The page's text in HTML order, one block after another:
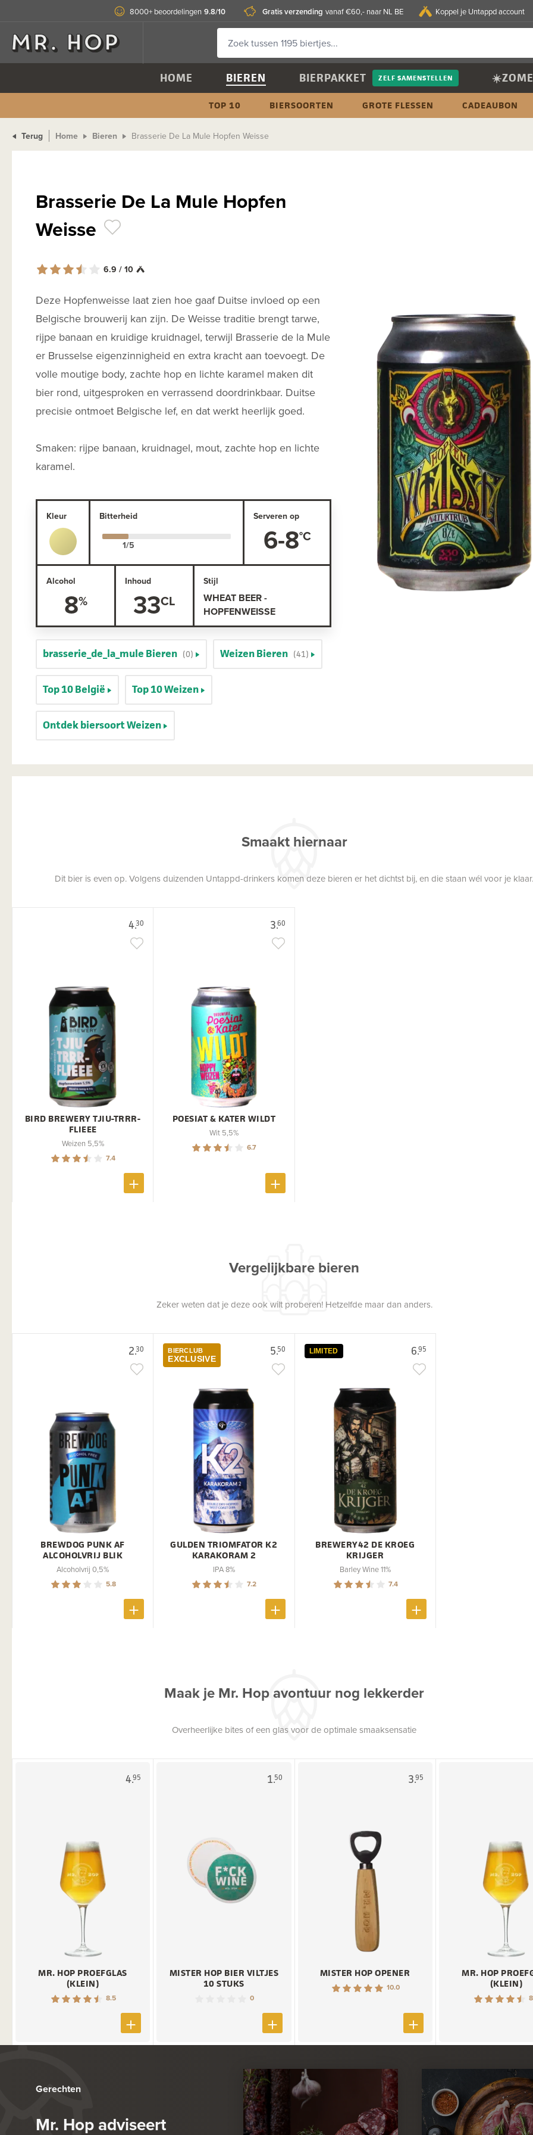
8000+ beoordelingen 9.8/10 Gratis verzending vanaf €60,- naar NL BE Koppel je Untappd account
HOME BIEREN BIERPAKKET ZELF SAMENSTELLEN
TOP 10 BIERSOORTEN GROTE FLESSEN CADEAUBON
Terug Home Bieren Brasserie De La Mule Hopfen Weisse
Brasserie De La Mule Hopfen
Weisse
6.9 / 10
Deze Hopfenweisse laat zien hoe gaaf Duitse invloed op een
Belgische brouwerij kan zijn. De Weisse traditie brengt tarwe,
rijpe banaan en kruidige kruidnagel, terwijl Brasserie de la Mule
er Brusselse eigenzinnigheid en extra kracht aan toevoegt. De
volle moutige body, zachte hop en lichte karamel maken dit
bier rond, uitgesproken en verrassend doordrinkbaar. Duitse
precisie ontmoet Belgische lef, en dat werkt heerlijk goed.
Smaken: rijpe banaan, kruidnagel, mout, zachte hop en lichte
karamel.
Kleur Bitterheid Serveren op
6-8
Alcohol
8
Inhoud
33
Stijl
WHEAT BEER -
HOPFENWEISSE
brasserie_de_la_mule Bieren (0) Weizen Bieren (41)
Top 10 België Top 10 Weizen
Ontdek biersoort Weizen
Smaakt hiernaar
Dit bier is even op. Volgens duizenden Untappd-drinkers komen deze bieren er het dichtst bij, en die staan wél voor je klaar.
4.30
BIRD BREWERY TJIU-TRRR-
FLIEEE
Weizen 5,5%
7.4
3.60
POESIAT & KATER WILDT
Wit 5,5%
6.7
Vergelijkbare bieren
Zeker weten dat je deze ook wilt proberen! Hetzelfde maar dan anders.
2.30
BREWDOG PUNK AF
ALCOHOLVRIJ BLIK
Alcoholvrij 0,5%
5.8
5.50
BIERCLUB
EXCLUSIVE
GULDEN TRIOMFATOR K2
KARAKORAM 2
IPA 8%
7.2
6.95
LIMITED
BREWERY42 DE KROEG
KRIJGER
Barley Wine 11%
7.4
Maak je Mr. Hop avontuur nog lekkerder
Overheerlijke bites of een glas voor de optimale smaaksensatie
4.95
MR. HOP PROEFGLAS
(KLEIN)
8.5
1.50
MISTER HOP BIER VILTJES
10 STUKS
0
3.95
MISTER HOP OPENER
10.0
MR. HOP
(KLEIN)
Gerechten
Mr. Hop adviseert